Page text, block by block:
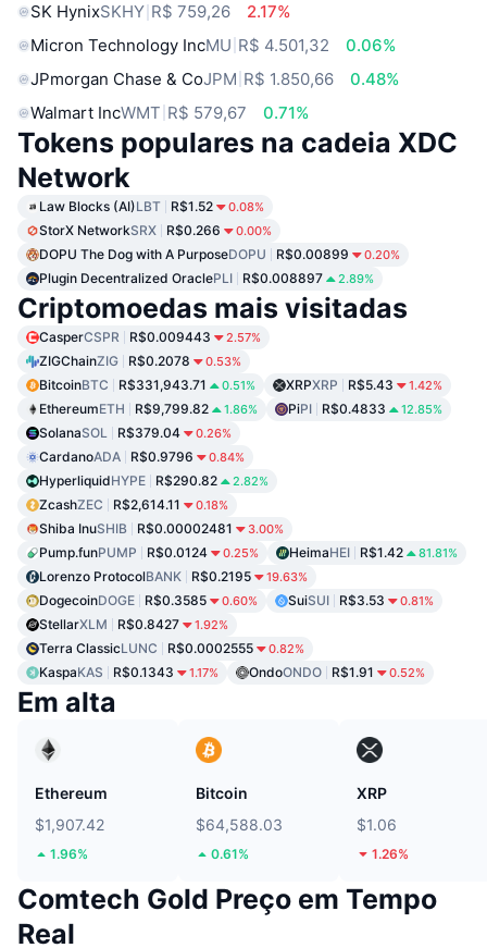
SK HynixSKHY R$ 759,26
2.17%
Micron Technology IncMU R$ 4.501,32
0.06%
JPmorgan Chase & CoJPM R$ 1.850,66
0.48%
Walmart IncWMT R$ 579,67 0.71%
Tokens populares na cadeia XDC
Network
Law Blocks (AI)LBT R$1.52 0.08%
StorX NetworkSRX R$0.266 0.00%
DOPU The Dog with A PurposeDOPU R$0.00899 0.20%
Plugin Decentralized OraclePLI R$0.008897 2.89%
Criptomoedas mais visitadas
CasperCSPR R$0.009443 2.57%
ZIGChainZIG R$0.2078 0.53%
BitcoinBTC R$331,943.71 0.51% XRPXRP R$5.43 1.42%
EthereumETH R$9,799.82 1.86% PiPI R$0.4833 12.85%
SolanaSOL R$379.04 0.26%
CardanoADA R$0.9796 0.84%
HyperliquidHYPE R$290.82 2.82%
ZcashZEC R$2,614.11 0.18%
Shiba InuSHIB R$0.00002481 3.00%
Pump.funPUMP R$0.0124 0.25% HeimaHEI R$1.42 81.81%
Lorenzo ProtocolBANK R$0.2195 19.63%
DogecoinDOGE R$0.3585 0.60% SuiSUI R$3.53 0.81%
StellarXLM R$0.8427 1.92%
Terra ClassicLUNC R$0.0002555 0.82%
KaspaKAS R$0.1343 1.17% OndoONDO R$1.91 0.52%
Em alta
Ethereum
$1,907.42
1.96%
Bitcoin
$64,588.03
0.61%
XRP
$1.06
1.26%
Comtech Gold Preço em Tempo
Real